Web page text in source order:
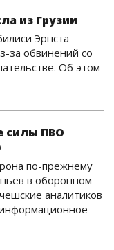
из Грузии
Эрнста
за обвинений со
Об этом
силы ПВО
по-прежнему
в оборонном
аналитиков